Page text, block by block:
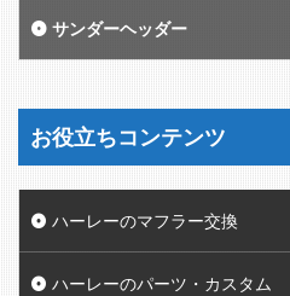
サンダーヘッダー
お役立ちコンテンツ
ハーレーのマフラー交換
ハーレーのパーツ・カスタム